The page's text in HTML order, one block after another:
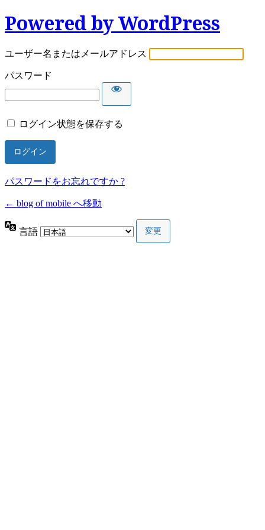
Powered by WordPress
ユーザー名またはメールアドレス
パスワード
ログイン状態を保存する
パスワードをお忘れですか ?
← blog of mobile へ移動
言語